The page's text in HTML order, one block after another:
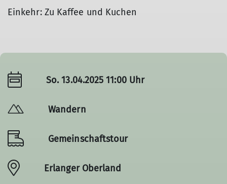
Einkehr: Zu Kaffee und Kuchen
So. 13.04.2025 11:00 Uhr
Wandern
Gemeinschaftstour
Erlanger Oberland